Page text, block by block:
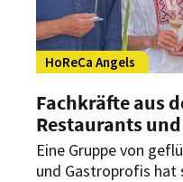
HoReCa Angels
Fachkräfte aus
Restaurants
Eine Gruppe von
und Gastroprofis hat